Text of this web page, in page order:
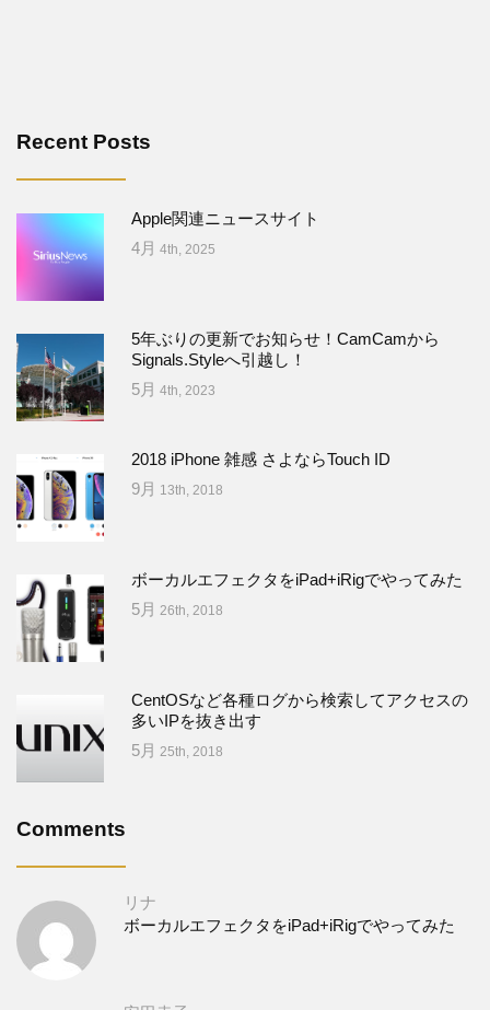
Recent Posts
Apple関連ニュースサイト
4月 4th, 2025
5年ぶりの更新でお知らせ！CamCamから
Signals.Styleへ引越し！
5月 4th, 2023
2018 iPhone 雑感 さよならTouch ID
9月 13th, 2018
ボーカルエフェクタをiPad+iRigでやってみた
5月 26th, 2018
CentOSなど各種ログから検索してアクセスの
多いIPを抜き出す
5月 25th, 2018
Comments
リナ
ボーカルエフェクタをiPad+iRigでやってみた